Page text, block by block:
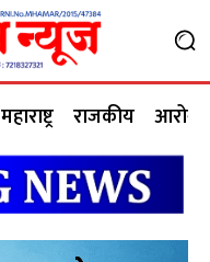
महाराष्ट्र राजकीय आरोग्य